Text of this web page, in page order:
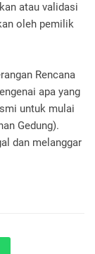
atau validasi
oleh pemilik
Rencana
apa yang
untuk mulai
Gedung).
dan melanggar